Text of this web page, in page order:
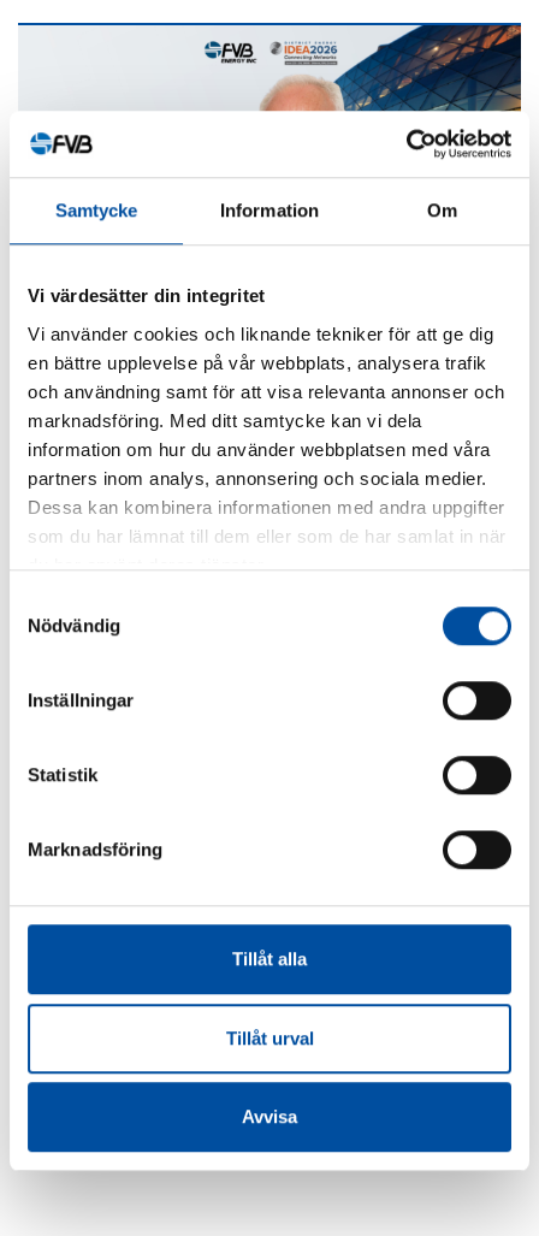
Samtycke Information Om
Vi värdesätter din integritet
Vi använder cookies och liknande tekniker för att ge dig
en bättre upplevelse på vår webbplats, analysera trafik
och användning samt för att visa relevanta annonser och
marknadsföring. Med ditt samtycke kan vi dela
information om hur du använder webbplatsen med våra
partners inom analys, annonsering och sociala medier.
Dessa kan kombinera informationen med andra uppgifter
som du har lämnat till dem eller som de har samlat in när
du har använt deras tjänster.
Nödvändig
Inställningar
Statistik
Marknadsföring
Tillåt alla
Tillåt urval
Avvisa
FVB-NEWS 58
How to make district cooling profitable – Swedish
models are drawing interest
2026-06-22
FVB-NEWS 58
FVB-NEWS 58